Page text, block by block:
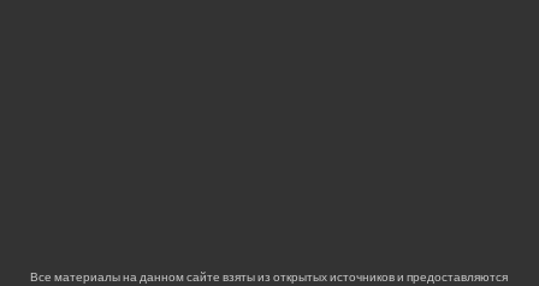
Все материалы на данном сайте взяты из открытых источников и предоставляются